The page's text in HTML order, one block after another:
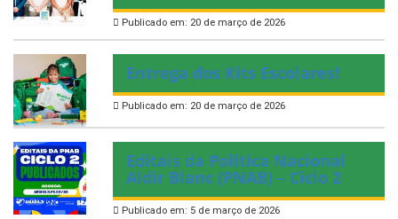
Publicado em: 20 de março de 2026
Entrega dos Kits Escolares!
Publicado em: 20 de março de 2026
Editais da Política Nacional
Aldir Blanc (PNAB) – Ciclo 2
Publicado em: 5 de março de 2026